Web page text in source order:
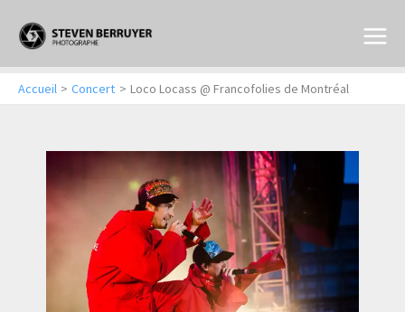
contenu
Accueil Concert Loco Locass @ Francofolies de Montréal